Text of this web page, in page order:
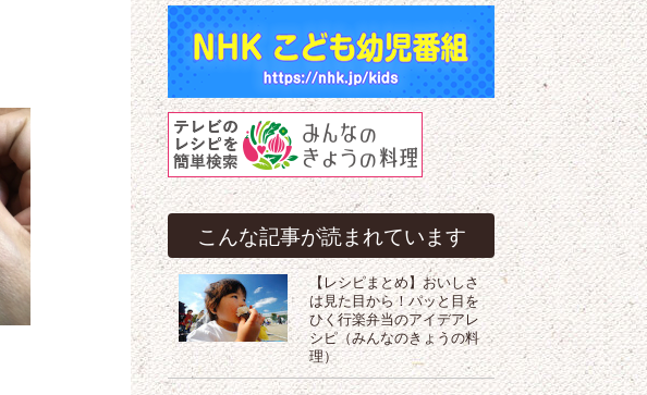
こんな記事が読まれています
【レシピまとめ】おいしさ
は見た目から！パッと目を
ひく行楽弁当のアイデアレ
シピ（みんなのきょうの料
理）